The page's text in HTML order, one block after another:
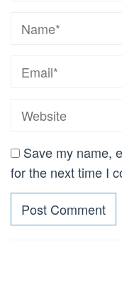
Save my name,
for the next time I